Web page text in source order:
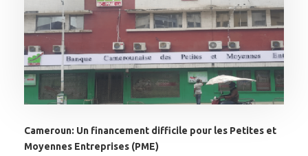
Cameroun: Un financement difficile pour les Petites et
Moyennes Entreprises (PME)